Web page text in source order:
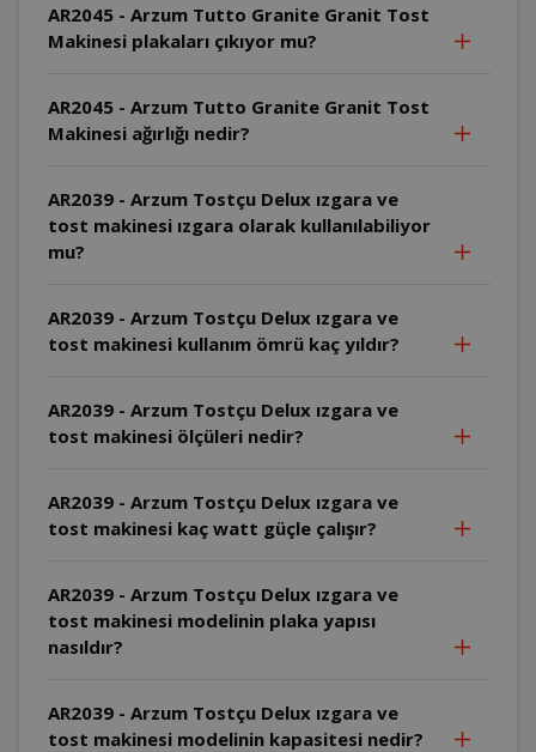
AR2045 - Arzum Tutto Granite Granit Tost
Makinesi plakaları çıkıyor mu?
AR2045 - Arzum Tutto Granite Granit Tost
Makinesi ağırlığı nedir?
AR2039 - Arzum Tostçu Delux ızgara ve
tost makinesi ızgara olarak kullanılabiliyor
mu?
AR2039 - Arzum Tostçu Delux ızgara ve
tost makinesi kullanım ömrü kaç yıldır?
AR2039 - Arzum Tostçu Delux ızgara ve
tost makinesi ölçüleri nedir?
AR2039 - Arzum Tostçu Delux ızgara ve
tost makinesi kaç watt güçle çalışır?
AR2039 - Arzum Tostçu Delux ızgara ve
tost makinesi modelinin plaka yapısı
nasıldır?
AR2039 - Arzum Tostçu Delux ızgara ve
tost makinesi modelinin kapasitesi nedir?